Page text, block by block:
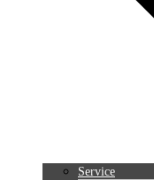
Service